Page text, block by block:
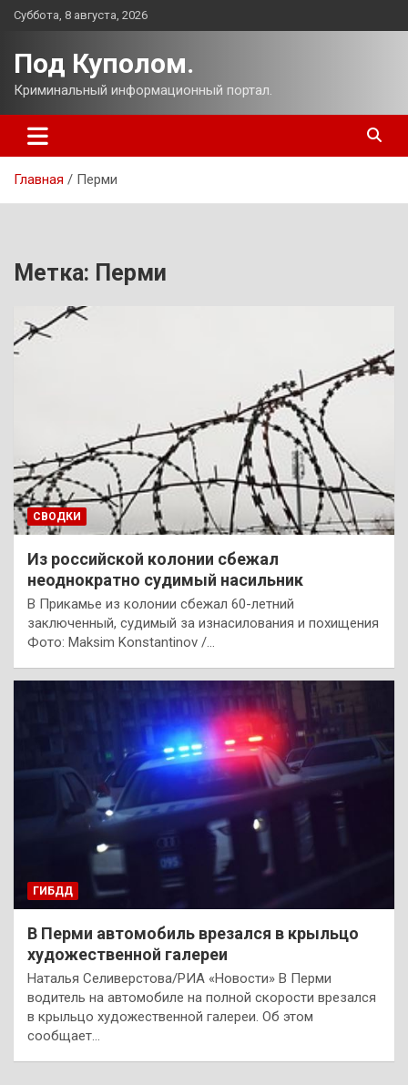
Перейти
Суббота, 8 августа, 2026
Под Куполом.
Криминальный информационный портал.
Главная Перми
Метка: Перми
СВОДКИ
Из российской колонии сбежал
неоднократно судимый насильник
В Прикамье из колонии сбежал 60-летний
заключенный, судимый за изнасилования и похищения
Фото: Maksim Konstantinov /…
ГИБДД
В Перми автомобиль врезался в крыльцо
художественной галереи
Наталья Селиверстова/РИА «Новости» В Перми
водитель на автомобиле на полной скорости врезался
в крыльцо художественной галереи. Об этом
сообщает…